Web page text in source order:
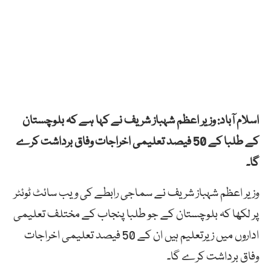
اسلام آباد: وزیر اعظم شہباز شریف نے کہا ہے کہ بلوچستان
کے طلبا کے 50 فیصد تعلیمی اخراجات وفاق برداشت کرے
گا۔
وزیر اعظم شہباز شریف نے سماجی رابطے کی ویب سائٹ ٹوئٹر
پر لکھا کہ بلوچستان کے جو طلبا پنجاب کے مختلف تعلیمی
اداروں میں زیرتعلیم ہیں ان کے 50 فیصد تعلیمی اخراجات
وفاق برداشت کرے گا۔